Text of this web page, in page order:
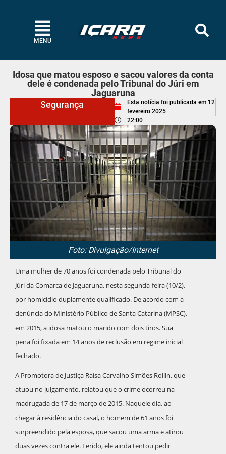
MENU
Idosa que matou esposo e sacou valores da conta
dele é condenada pelo Tribunal do Júri em
Jaguaruna
Segurança
Esta notícia foi publicada em 12
fevereiro 2025
22:00
Foto: Divulgação/Internet
Uma mulher de 70 anos foi condenada pelo Tribunal do
Júri da Comarca de Jaguaruna, nesta segunda-feira (10/2),
por homicídio duplamente qualificado. De acordo com a
denúncia do Ministério Público de Santa Catarina (MPSC),
em 2015, a idosa matou o marido com dois tiros. Sua
pena foi fixada em 14 anos de reclusão em regime inicial
fechado.
A Promotora de Justiça Raísa Carvalho Simões Rollin, que
atuou no julgamento, relatou que o crime ocorreu na
madrugada de 17 de março de 2015. Naquele dia, ao
chegar à residência do casal, o homem de 61 anos foi
surpreendido pela esposa, que sacou uma arma e atirou
duas vezes contra ele. Ferido, ele ainda tentou pedir